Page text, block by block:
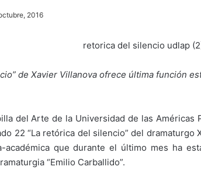
2016
de Xavier Villanova ofrece última función
del Arte de la Universidad de las Américas
22 “La retórica del silencio” del
académica que durante el último mes ha
“Emilio Carballido”.